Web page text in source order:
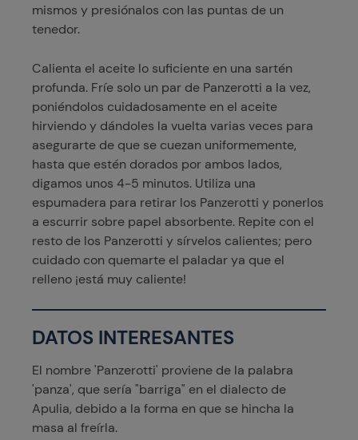
mismos y presiónalos con las puntas de un
tenedor.
Calienta el aceite lo suficiente en una sartén
profunda. Fríe solo un par de Panzerotti a la vez,
poniéndolos cuidadosamente en el aceite
hirviendo y dándoles la vuelta varias veces para
asegurarte de que se cuezan uniformemente,
hasta que estén dorados por ambos lados,
digamos unos 4-5 minutos. Utiliza una
espumadera para retirar los Panzerotti y ponerlos
a escurrir sobre papel absorbente. Repite con el
resto de los Panzerotti y sírvelos calientes; pero
cuidado con quemarte el paladar ya que el
relleno ¡está muy caliente!
DATOS INTERESANTES
El nombre 'Panzerotti' proviene de la palabra
'panza', que sería "barriga" en el dialecto de
Apulia, debido a la forma en que se hincha la
masa al freírla.